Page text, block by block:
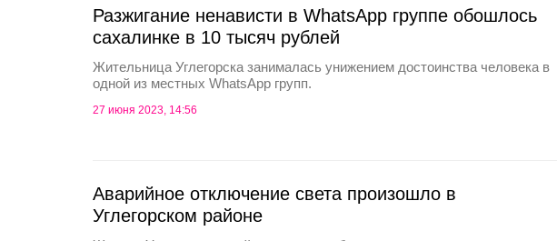
Разжигание ненависти в WhatsApp группе обошлось
сахалинке в 10 тысяч рублей
Жительница Углегорска занималась унижением достоинства человека в
одной из местных WhatsApp групп.
27 июня 2023, 14:56
Аварийное отключение света произошло в
Углегорском районе